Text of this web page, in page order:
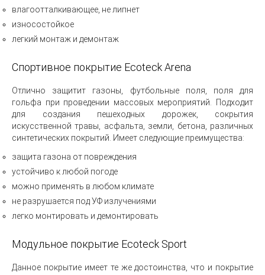
влагоотталкивающее, не липнет
износостойкое
легкий монтаж и демонтаж
Спортивное покрытие Ecoteck Arena
Отлично защитит газоны, футбольные поля, поля для
гольфа при проведении массовых мероприятий. Подходит
для создания пешеходных дорожек, сокрытия
искусственной травы, асфальта, земли, бетона, различных
синтетических покрытий. Имеет следующие преимущества:
защита газона от повреждения
устойчиво к любой погоде
можно применять в любом климате
не разрушается под УФ излучениями
легко монтировать и демонтировать
Модульное покрытие Ecoteck Sport
Данное покрытие имеет те же достоинства, что и покрытие